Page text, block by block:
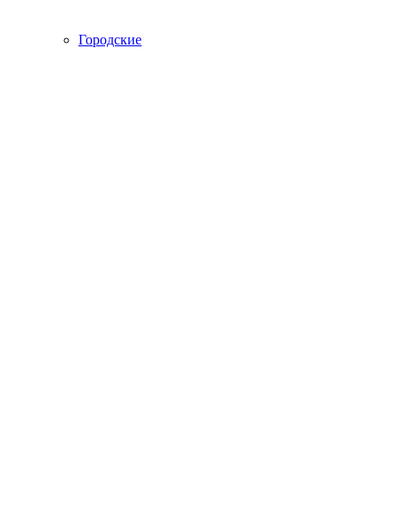
Городские